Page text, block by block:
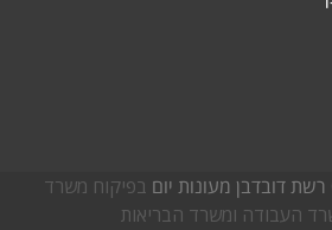
רשת דובדבן מעונות יום בפיקוח משרד
העבודה ומשרד הבריאות